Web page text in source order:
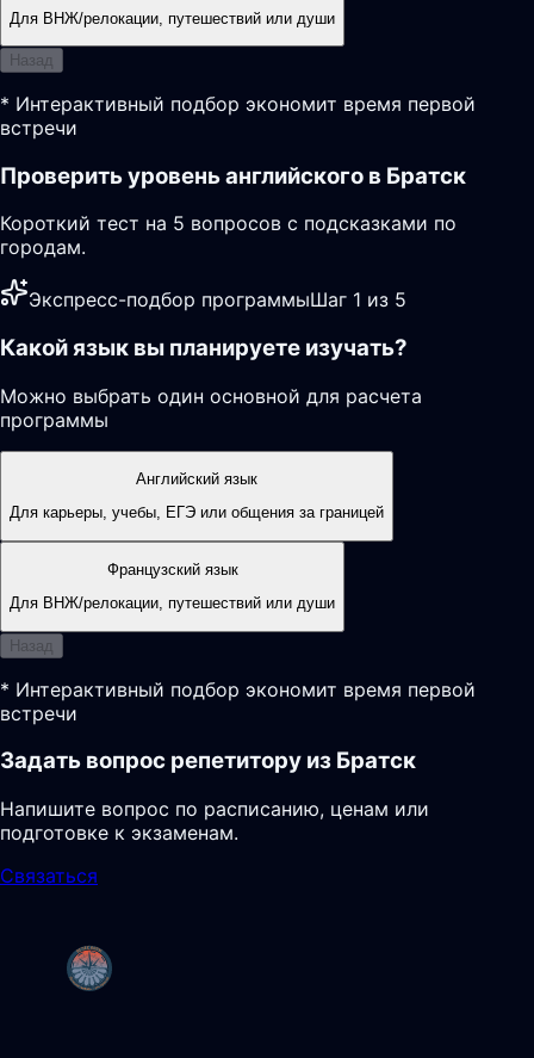
Для ВНЖ/релокации, путешествий или души
Назад
* Интерактивный подбор экономит время первой
встречи
Проверить уровень английского в Братск
Короткий тест на 5 вопросов с подсказками по
городам.
Экспресс-подбор программыШаг 1 из 5
Какой язык вы планируете изучать?
Можно выбрать один основной для расчета
программы
Английский язык
Для карьеры, учебы, ЕГЭ или общения за границей
Французский язык
Для ВНЖ/релокации, путешествий или души
Назад
* Интерактивный подбор экономит время первой
встречи
Задать вопрос репетитору из Братск
Напишите вопрос по расписанию, ценам или
подготовке к экзаменам.
Связаться